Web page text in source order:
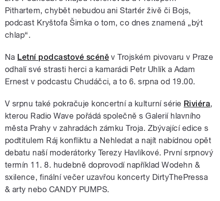
Pithartem, chybět nebudou ani Startér živě či Bojs,
podcast Kryštofa Šimka o tom, co dnes znamená „být
chlap“.
Na Letní podcastové scéně v Trojském pivovaru v Praze
odhalí své strasti herci a kamarádi Petr Uhlík a Adam
Ernest v podcastu Chudáčci, a to 6. srpna od 19.00.
V srpnu také pokračuje koncertní a kulturní série Riviéra,
kterou Radio Wave pořádá společně s Galerií hlavního
města Prahy v zahradách zámku Troja. Zbývající edice s
podtitulem Ráj konfliktu a Nehledat a najít nabídnou opět
debatu naší moderátorky Terezy Havlíkové. První srpnový
termín 11. 8. hudebně doprovodí například Wodehn &
sxilence, finální večer uzavřou koncerty DirtyThePressa
& arty nebo CANDY PUMPS.